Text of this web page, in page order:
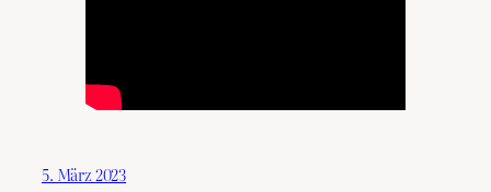
5. März 2023